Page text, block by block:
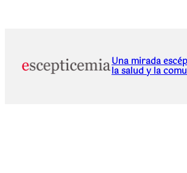
Una mirada
la salud y la